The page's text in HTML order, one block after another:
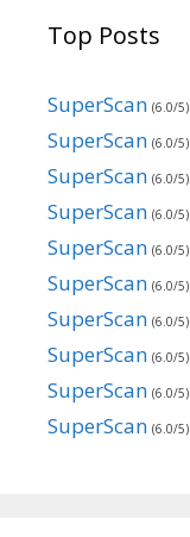
Top Posts
SuperScan (6.0/5)
SuperScan (6.0/5)
SuperScan (6.0/5)
SuperScan (6.0/5)
SuperScan (6.0/5)
SuperScan (6.0/5)
SuperScan (6.0/5)
SuperScan (6.0/5)
SuperScan (6.0/5)
SuperScan (6.0/5)